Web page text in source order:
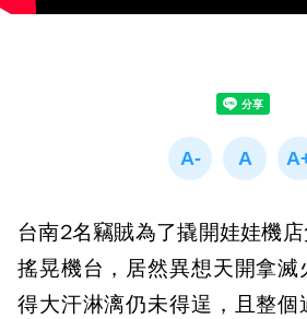
台南2名竊賊為了撬開娃娃機
搖晃機台，居然異想天開拿滅
得大汗淋漓仍未得逞，且整個